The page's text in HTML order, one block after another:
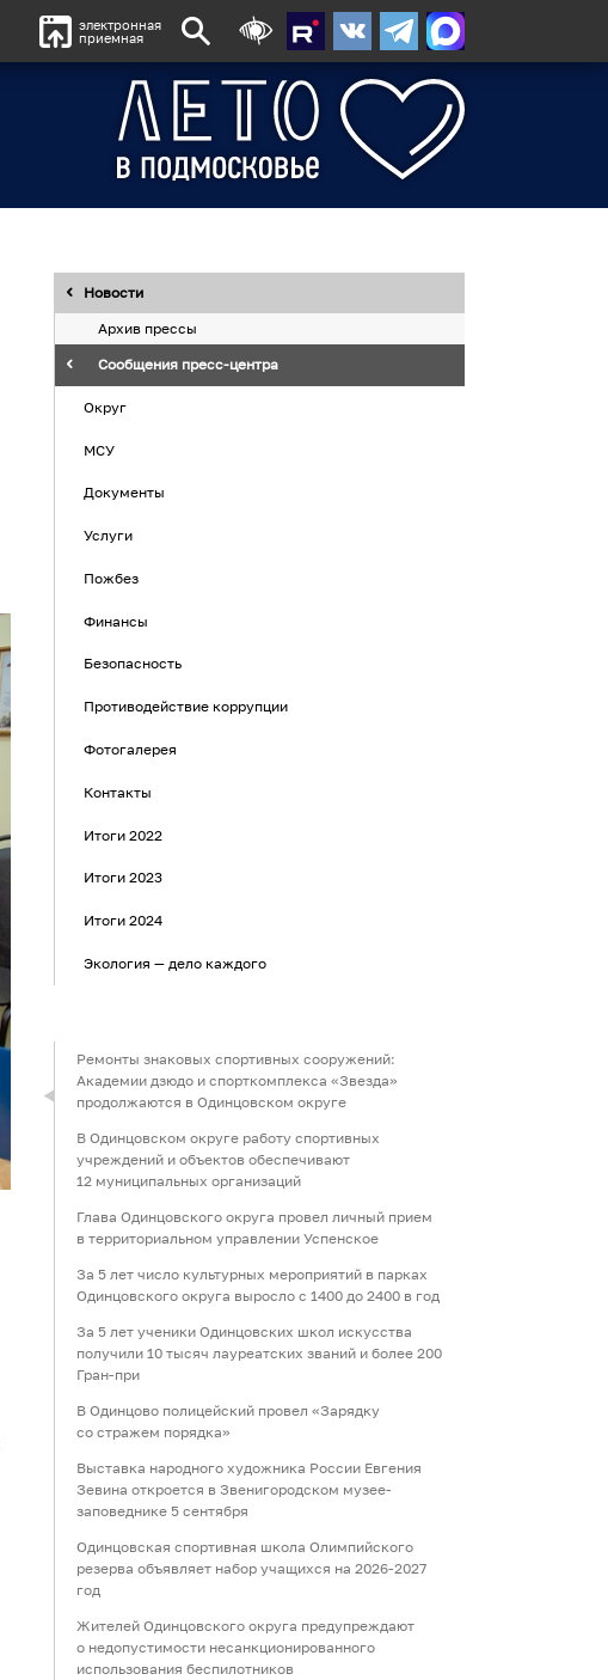
электронная
приемная
Новости
Архив прессы
Сообщения пресс-центра
Округ
МСУ
Документы
Услуги
Пожбез
Финансы
Безопасность
Противодействие коррупции
Фотогалерея
Контакты
Итоги 2022
Итоги 2023
Итоги 2024
Экология — дело каждого
Ремонты знаковых спортивных сооружений:
Академии дзюдо и спорткомплекса «Звезда»
продолжаются в Одинцовском округе
В Одинцовском округе работу спортивных
учреждений и объектов обеспечивают
12 муниципальных организаций
Глава Одинцовского округа провел личный прием
в территориальном управлении Успенское
За 5 лет число культурных мероприятий в парках
Одинцовского округа выросло с 1400 до 2400 в год
За 5 лет ученики Одинцовских школ искусства
получили 10 тысяч лауреатских званий и более 200
Гран-при
В Одинцово полицейский провел «Зарядку
со стражем порядка»
Выставка народного художника России Евгения
Зевина откроется в Звенигородском музее-
заповеднике 5 сентября
Одинцовская спортивная школа Олимпийского
резерва объявляет набор учащихся на 2026-2027
год
Жителей Одинцовского округа предупреждают
о недопустимости несанкционированного
использования беспилотников